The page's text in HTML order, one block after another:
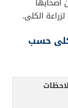
الكلى.
حسب